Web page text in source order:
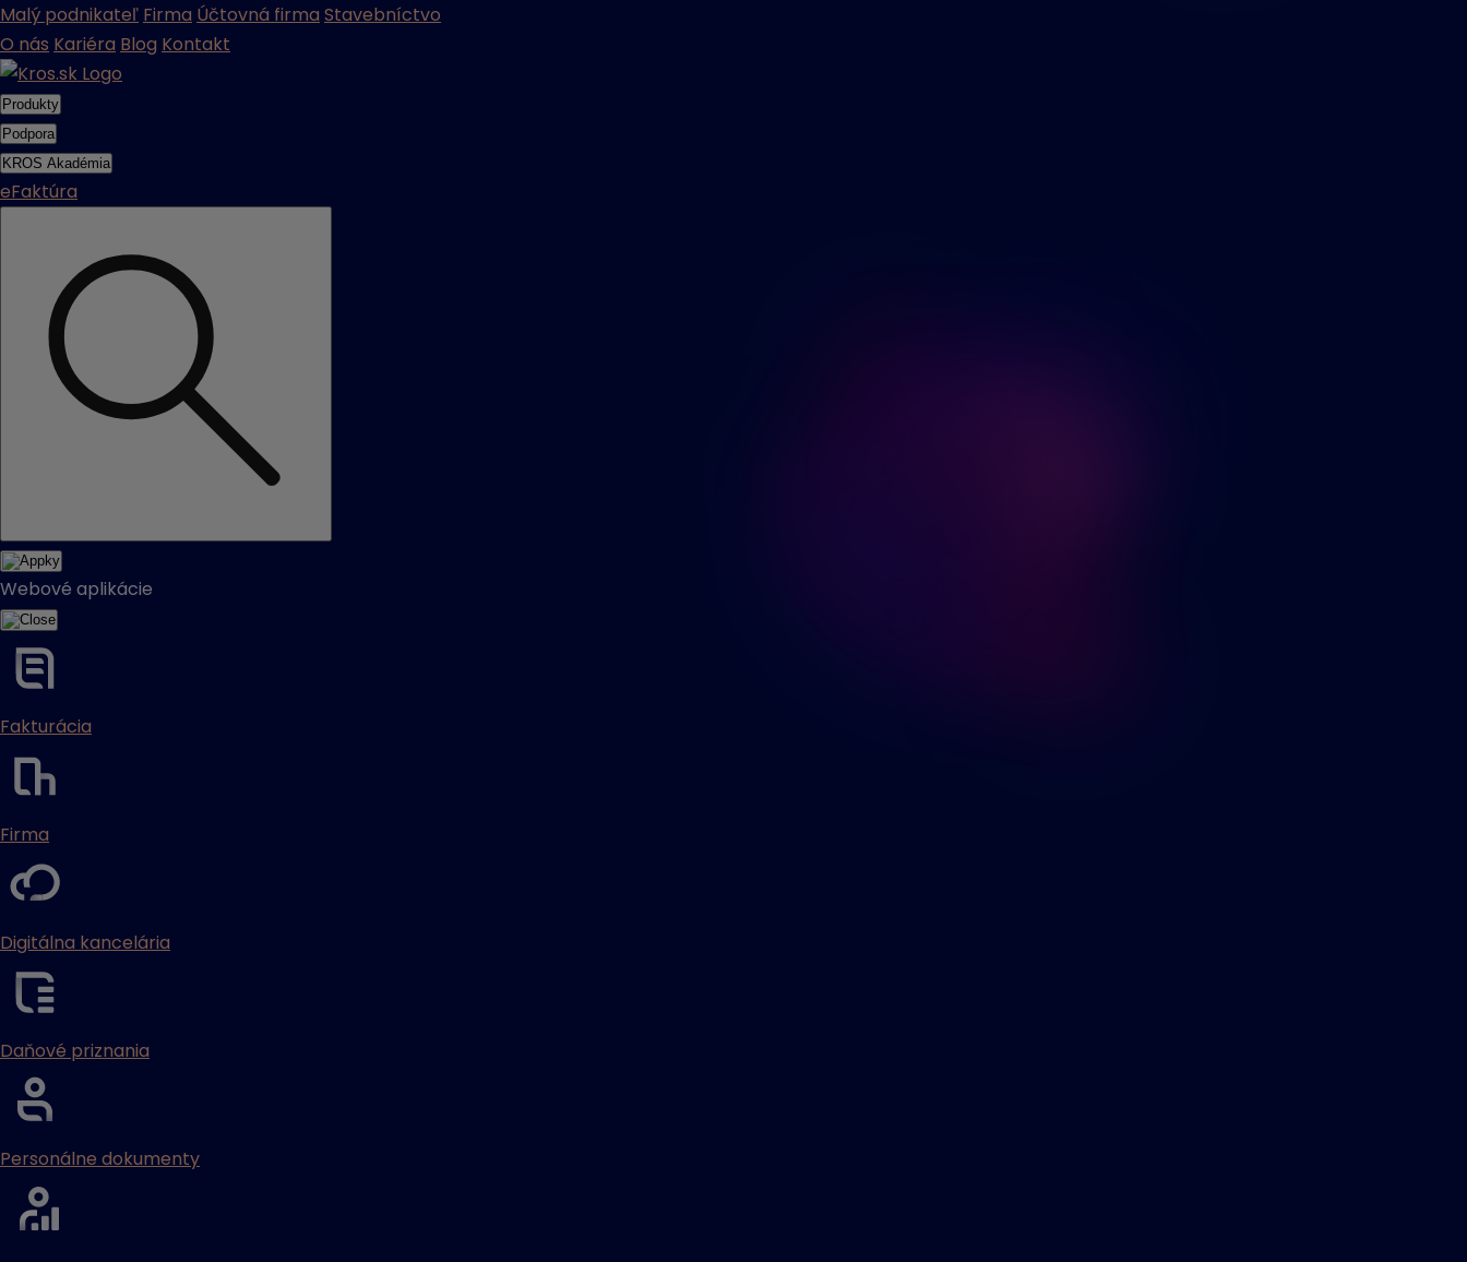
Malý podnikateľ Firma Účtovná firma Stavebníctvo
O nás Kariéra Blog Kontakt
Produkty
Podpora
KROS Akadémia
eFaktúra
Webové aplikácie
Fakturácia
Firma
Digitálna kancelária
Daňové priznania
Personálne dokumenty